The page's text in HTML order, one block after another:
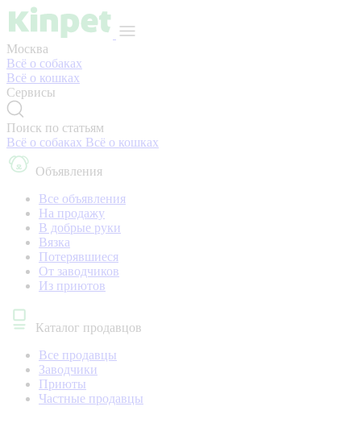
Москва
Всё о собаках
Всё о кошках
Сервисы
Поиск по статьям
Всё о собаках Всё о кошках
Объявления
Все объявления
На продажу
В добрые руки
Вязка
Потерявшиеся
От заводчиков
Из приютов
Каталог продавцов
Все продавцы
Заводчики
Приюты
Частные продавцы